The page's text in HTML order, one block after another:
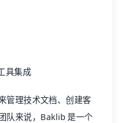
具集成
管理技术文档、创建客
队来说，Baklib 是一个